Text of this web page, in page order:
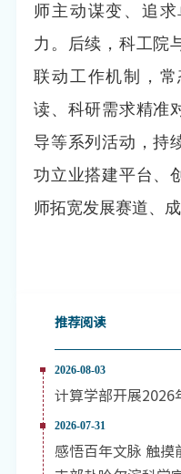
师主动谋变、追
力。后续，科工院
联动工作机制，
读、科研需求精准
导等系列活动，持
功立业搭建平台、
师拓宽发展赛道、
推荐阅读
2026-08-03
计算学部开展2026
2026-07-31
感悟百年文脉 触